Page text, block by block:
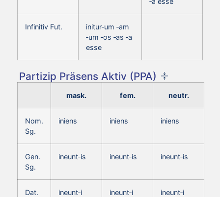
Infinitiv Fut.
initur‑um ‑am
‑um ‑os ‑as ‑a
esse
Partizip Präsens Aktiv (PPA)
mask. fem. neutr.
Nom.
Sg.
iniens iniens iniens
Gen.
Sg.
ineunt‑is ineunt‑is ineunt‑is
Dat.
ineunt‑i ineunt‑i ineunt‑i